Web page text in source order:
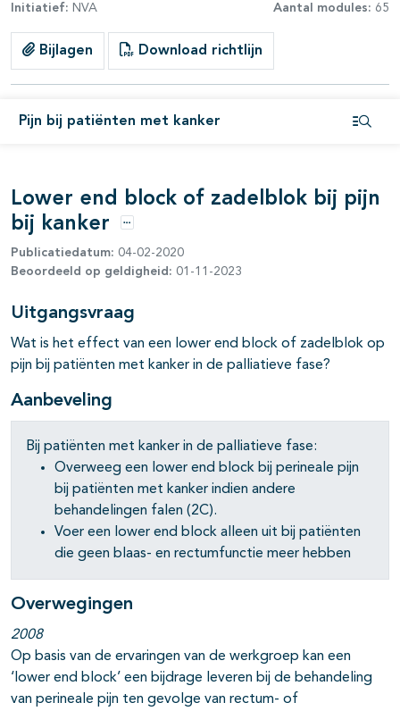
Initiatief: NVA Aantal modules: 65
Bijlagen Download richtlijn
Pijn bij patiënten met kanker
open- en dichtklappen
open- en dichtklappen
open- en dichtklappen
Lower end block of zadelblok bij pijn
bij kanker
Opties
Publicatiedatum: 04-02-2020
Beoordeeld op geldigheid: 01-11-2023
Uitgangsvraag
Wat is het effect van een lower end block of zadelblok op
pijn bij patiënten met kanker in de palliatieve fase?
Aanbeveling
Bij patiënten met kanker in de palliatieve fase:
Overweeg een lower end block bij perineale pijn
bij patiënten met kanker indien andere
behandelingen falen (2C).
Voer een lower end block alleen uit bij patiënten
die geen blaas- en rectumfunctie meer hebben
Overwegingen
2008
Op basis van de ervaringen van de werkgroep kan een
‘lower end block’ een bijdrage leveren bij de behandeling
van perineale pijn ten gevolge van rectum- of